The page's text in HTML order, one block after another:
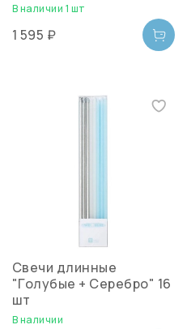
В наличии 1 шт
1 595 ₽
Свечи длинные
"Голубые + Серебро" 16
шт
В наличии